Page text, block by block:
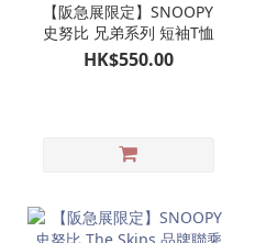
【阪急展限定】SNOOPY
史努比 兄弟系列 短袖T恤
HK$550.00